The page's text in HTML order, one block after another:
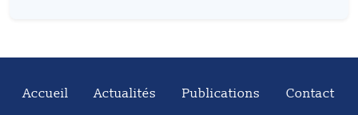
Accueil Actualités Publications Contact